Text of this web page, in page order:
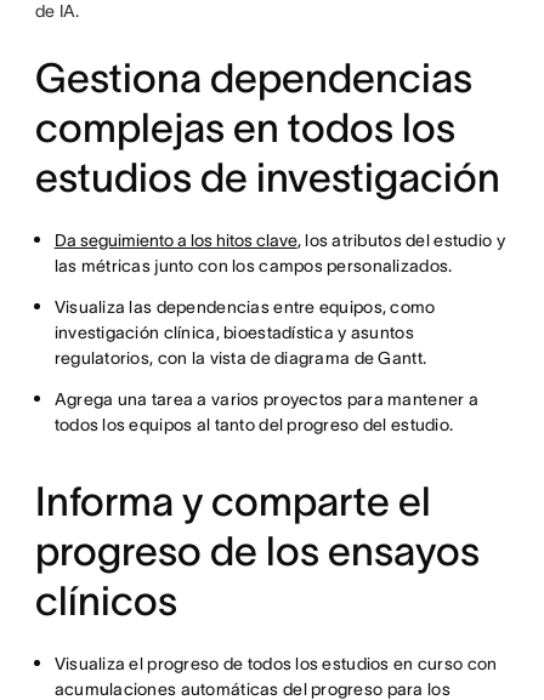
de IA.
Gestiona dependencias
complejas en todos los
estudios de investigación
Da seguimiento a los hitos clave, los atributos del estudio y
las métricas junto con los campos personalizados.
Visualiza las dependencias entre equipos, como
investigación clínica, bioestadística y asuntos
regulatorios, con la vista de diagrama de Gantt.
Agrega una tarea a varios proyectos para mantener a
todos los equipos al tanto del progreso del estudio.
Informa y comparte el
progreso de los ensayos
clínicos
Visualiza el progreso de todos los estudios en curso con
acumulaciones automáticas del progreso para los